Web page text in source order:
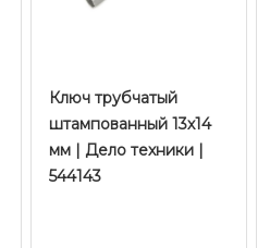
Ключ трубчатый
штампованный 13х14
мм | Дело техники |
544143